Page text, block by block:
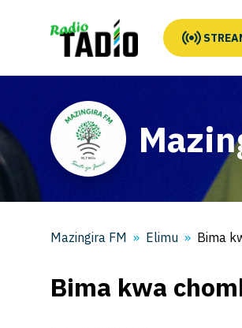
Mazingira FM Elimu Bima
Bima kwa